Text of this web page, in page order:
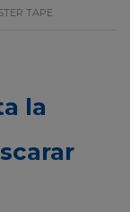
TAPE
la